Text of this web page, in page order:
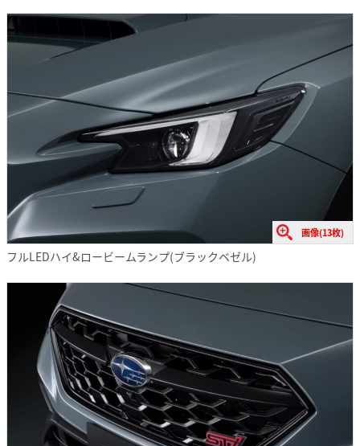
画像(13枚)
フルLEDハイ&ロービームランプ(ブラックベゼル)